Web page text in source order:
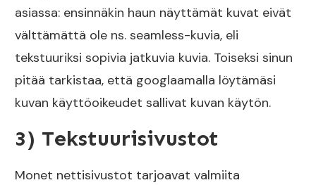
asiassa: ensinnäkin haun näyttämät kuvat eivät
välttämättä ole ns. seamless-kuvia, eli
tekstuuriksi sopivia jatkuvia kuvia. Toiseksi sinun
pitää tarkistaa, että googlaamalla löytämäsi
kuvan käyttöoikeudet sallivat kuvan käytön.
3) Tekstuurisivustot
Monet nettisivustot tarjoavat valmiita